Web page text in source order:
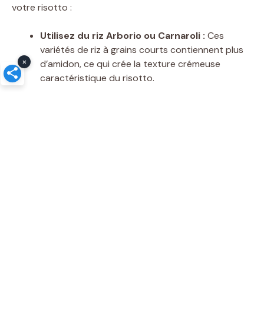
votre risotto :
Utilisez du riz Arborio ou Carnaroli : Ces
variétés de riz à grains courts contiennent plus
d’amidon, ce qui crée la texture crémeuse
caractéristique du risotto.
×